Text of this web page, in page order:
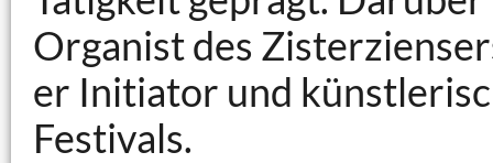
Organist des
er Initiator und
Festivals.